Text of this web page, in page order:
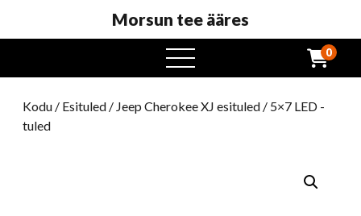
Morsun tee ääres
avatud
menüü
0
Kodu / Esituled / Jeep Cherokee XJ esituled / 5×7 LED -
tuled